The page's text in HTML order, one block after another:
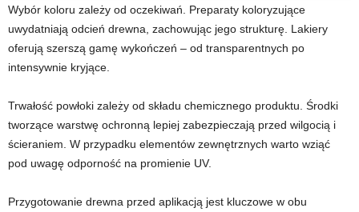
Wybór koloru zależy od oczekiwań. Preparaty koloryzujące
uwydatniają odcień drewna, zachowując jego strukturę. Lakiery
oferują szerszą gamę wykończeń – od transparentnych po
intensywnie kryjące.
Trwałość powłoki zależy od składu chemicznego produktu. Środki
tworzące warstwę ochronną lepiej zabezpieczają przed wilgocią i
ścieraniem. W przypadku elementów zewnętrznych warto wziąć
pod uwagę odporność na promienie UV.
Przygotowanie drewna przed aplikacją jest kluczowe w obu